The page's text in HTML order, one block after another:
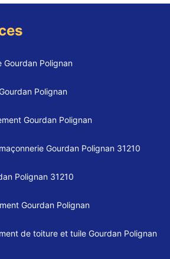
Gourdan Polignan
Polignan
Gourdan Polignan
Gourdan Polignan 31210
Polignan 31210
Gourdan Polignan
de toiture et tuile Gourdan Polignan